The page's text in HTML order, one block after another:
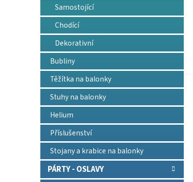
Samostojící
Chodící
Dekorativní
Bubliny
Těžítka na balonky
Stuhy na balonky
Helium
Příslušenství
Stojany a krabice na balonky
PÁRTY - OSLAVY